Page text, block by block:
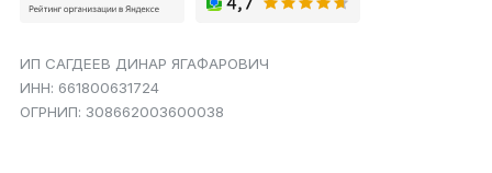
ИП САГДЕЕВ ДИНАР ЯГАФАРОВИЧ
ИНН: 661800631724
ОГРНИП: 308662003600038